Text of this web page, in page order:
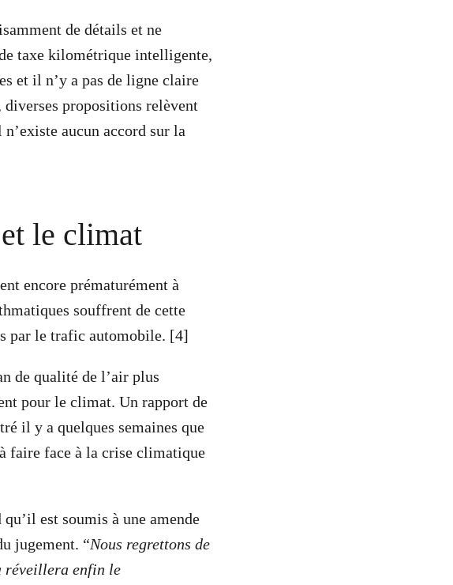
de détails et ne
taxe kilométrique intelligente,
et il n’y a pas de ligne claire
propositions relèvent
aucun accord sur la
le climat
encore prématurément à
souffrent de cette
par le trafic automobile. [4]
de qualité de l’air plus
pour le climat. Un rapport de
il y a quelques semaines que
faire face à la crise climatique
est soumis à une amende
jugement. “Nous regrettons de
réveillera enfin le